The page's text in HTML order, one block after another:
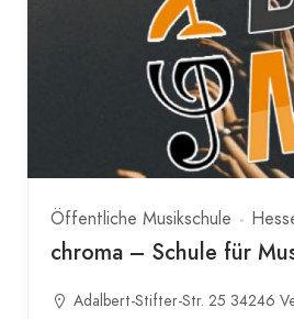
Öffentliche Musikschule
chroma – Schule für
Adalbert-Stifter-Str. 25 34246